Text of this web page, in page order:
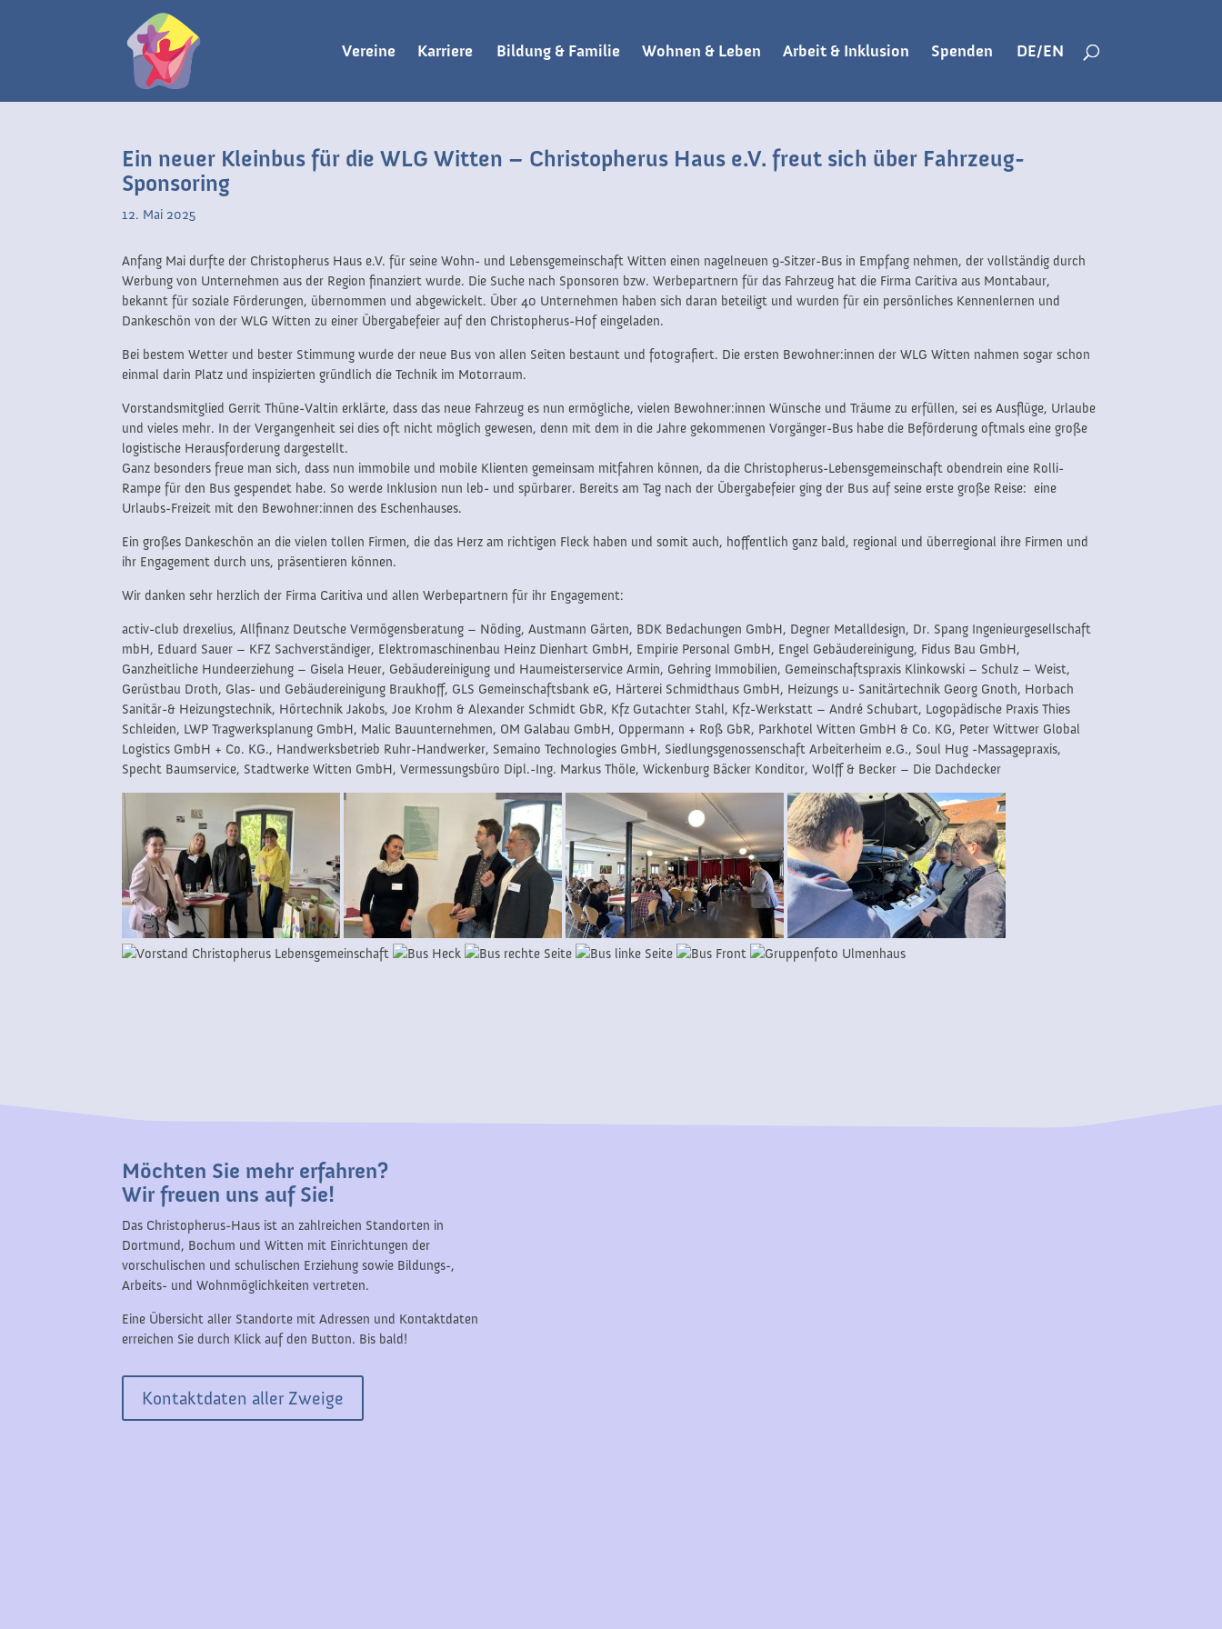
Vereine Karriere Bildung & Familie Wohnen & Leben Arbeit & Inklusion Spenden DE/EN
Ein neuer Kleinbus für die WLG Witten – Christopherus Haus e.V. freut sich über Fahrzeug-
Sponsoring
12. Mai 2025
Anfang Mai durfte der Christopherus Haus e.V. für seine Wohn- und Lebensgemeinschaft Witten einen nagelneuen 9-Sitzer-Bus in Empfang nehmen, der vollständig durch
Werbung von Unternehmen aus der Region finanziert wurde. Die Suche nach Sponsoren bzw. Werbepartnern für das Fahrzeug hat die Firma Caritiva aus Montabaur,
bekannt für soziale Förderungen, übernommen und abgewickelt. Über 40 Unternehmen haben sich daran beteiligt und wurden für ein persönliches Kennenlernen und
Dankeschön von der WLG Witten zu einer Übergabefeier auf den Christopherus-Hof eingeladen.
Bei bestem Wetter und bester Stimmung wurde der neue Bus von allen Seiten bestaunt und fotografiert. Die ersten Bewohner:innen der WLG Witten nahmen sogar schon
einmal darin Platz und inspizierten gründlich die Technik im Motorraum.
Vorstandsmitglied Gerrit Thüne-Valtin erklärte, dass das neue Fahrzeug es nun ermögliche, vielen Bewohner:innen Wünsche und Träume zu erfüllen, sei es Ausflüge, Urlaube
und vieles mehr. In der Vergangenheit sei dies oft nicht möglich gewesen, denn mit dem in die Jahre gekommenen Vorgänger-Bus habe die Beförderung oftmals eine große
logistische Herausforderung dargestellt.
Ganz besonders freue man sich, dass nun immobile und mobile Klienten gemeinsam mitfahren können, da die Christopherus-Lebensgemeinschaft obendrein eine Rolli-
Rampe für den Bus gespendet habe. So werde Inklusion nun leb- und spürbarer. Bereits am Tag nach der Übergabefeier ging der Bus auf seine erste große Reise: eine
Urlaubs-Freizeit mit den Bewohner:innen des Eschenhauses.
Ein großes Dankeschön an die vielen tollen Firmen, die das Herz am richtigen Fleck haben und somit auch, hoffentlich ganz bald, regional und überregional ihre Firmen und
ihr Engagement durch uns, präsentieren können.
Wir danken sehr herzlich der Firma Caritiva und allen Werbepartnern für ihr Engagement:
activ-club drexelius, Allfinanz Deutsche Vermögensberatung – Nöding, Austmann Gärten, BDK Bedachungen GmbH, Degner Metalldesign, Dr. Spang Ingenieurgesellschaft
mbH, Eduard Sauer – KFZ Sachverständiger, Elektromaschinenbau Heinz Dienhart GmbH, Empirie Personal GmbH, Engel Gebäudereinigung, Fidus Bau GmbH,
Ganzheitliche Hundeerziehung – Gisela Heuer, Gebäudereinigung und Haumeisterservice Armin, Gehring Immobilien, Gemeinschaftspraxis Klinkowski – Schulz – Weist,
Gerüstbau Droth, Glas- und Gebäudereinigung Braukhoff, GLS Gemeinschaftsbank eG, Härterei Schmidthaus GmbH, Heizungs u- Sanitärtechnik Georg Gnoth, Horbach
Sanitär-& Heizungstechnik, Hörtechnik Jakobs, Joe Krohm & Alexander Schmidt GbR, Kfz Gutachter Stahl, Kfz-Werkstatt – André Schubart, Logopädische Praxis Thies
Schleiden, LWP Tragwerksplanung GmbH, Malic Bauunternehmen, OM Galabau GmbH, Oppermann + Roß GbR, Parkhotel Witten GmbH & Co. KG, Peter Wittwer Global
Logistics GmbH + Co. KG., Handwerksbetrieb Ruhr-Handwerker, Semaino Technologies GmbH, Siedlungsgenossenschaft Arbeiterheim e.G., Soul Hug -Massagepraxis,
Specht Baumservice, Stadtwerke Witten GmbH, Vermessungsbüro Dipl.-Ing. Markus Thöle, Wickenburg Bäcker Konditor, Wolff & Becker – Die Dachdecker
Möchten Sie mehr erfahren?
Wir freuen uns auf Sie!
Das Christopherus-Haus ist an zahlreichen Standorten in
Dortmund, Bochum und Witten mit Einrichtungen der
vorschulischen und schulischen Erziehung sowie Bildungs-,
Arbeits- und Wohnmöglichkeiten vertreten.
Eine Übersicht aller Standorte mit Adressen und Kontaktdaten
erreichen Sie durch Klick auf den Button. Bis bald!
Kontaktdaten aller Zweige